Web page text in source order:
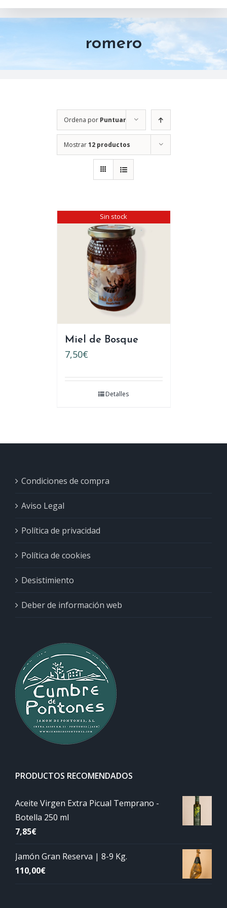
romero
Ordena por Puntuar
Mostrar12 productos
Sin stock
Miel de Bosque
7,50€
Detalles
Condiciones de compra
Aviso Legal
Política de privacidad
Política de cookies
Desistimiento
Deber de información web
PRODUCTOS RECOMENDADOS
Aceite Virgen Extra Picual Temprano -
Botella 250 ml
7,85€
Jamón Gran Reserva | 8-9 Kg.
110,00€